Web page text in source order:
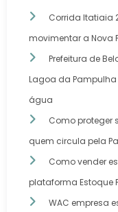
Corrida Itatiaia
movimentar a Nova
Prefeitura de
Lagoa da
água
Como proteger
quem circula pela
Como vender
plataforma Estoque
WAC empresa